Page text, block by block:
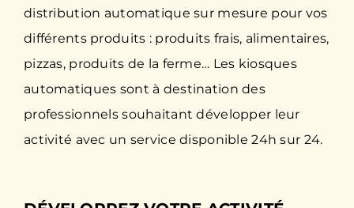
distribution automatique sur mesure pour vos
différents produits : produits frais, alimentaires,
pizzas, produits de la ferme… Les kiosques
automatiques sont à destination des
professionnels souhaitant développer leur
activité avec un service disponible 24h sur 24.